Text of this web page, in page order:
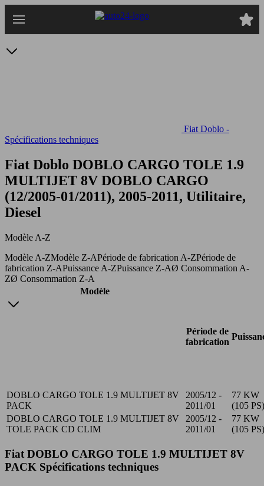
au
Fiat Doblo -
Spécifications techniques
Fiat Doblo DOBLO CARGO TOLE 1.9
MULTIJET 8V DOBLO CARGO
(12/2005-01/2011), 2005-2011, Utilitaire,
Diesel
Modèle A-Z
Modèle A-ZModèle Z-APériode de fabrication A-ZPériode de
fabrication Z-APuissance A-ZPuissance Z-AØ Consommation A-
ZØ Consommation Z-A
Modèle
Période de
fabrication
DOBLO CARGO TOLE 1.9 MULTIJET 8V
PACK
2005/12 -
2011/01
77 KW
(105 PS)
DOBLO CARGO TOLE 1.9 MULTIJET 8V
TOLE PACK CD CLIM
2005/12 -
2011/01
77 KW
(105 PS)
Fiat DOBLO CARGO TOLE 1.9 MULTIJET 8V
PACK Spécifications techniques